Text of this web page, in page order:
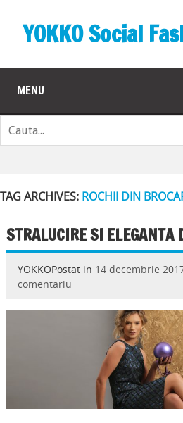
YOKKO Social
MENU
TAG ARCHIVES: ROCHII DIN
STRALUCIRE SI ELEGANTA
YOKKOPostat in 14 decembrie
comentariu